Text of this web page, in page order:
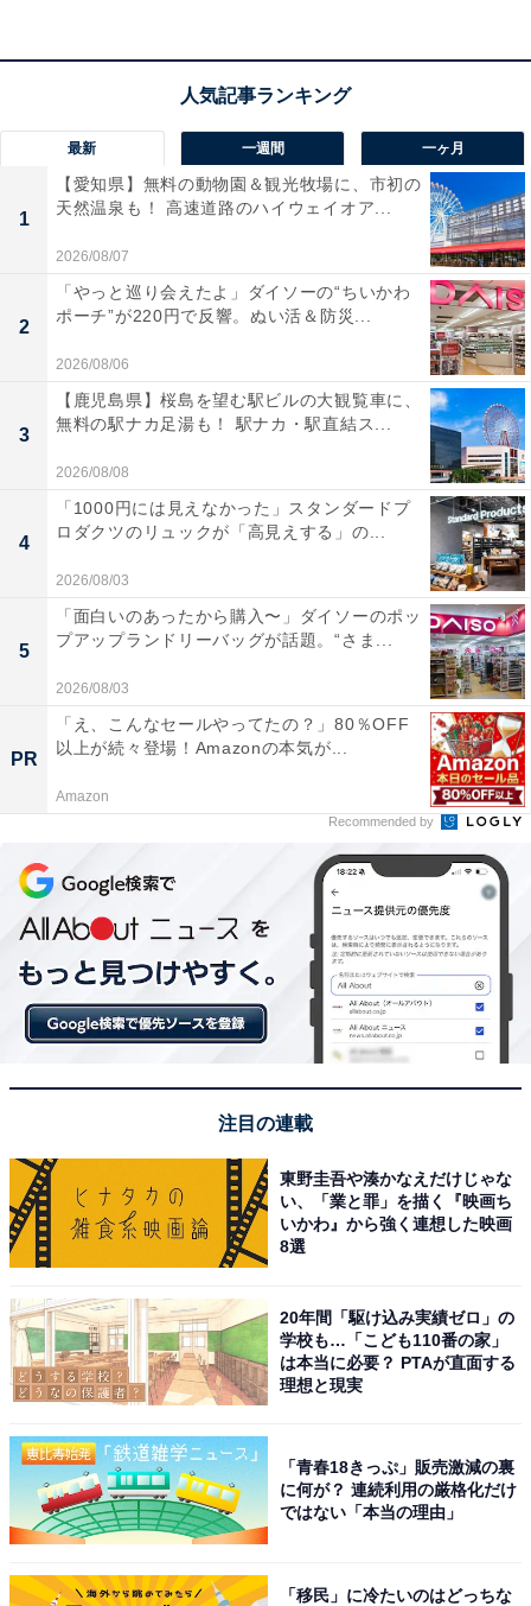
CarPlayとAndroid Autoの両方にワイヤレス対応
感的に行えます。
視認性に優れた静電式タッチパネル
操作もスムーズで、運転中の使い勝手も抜群！
BluetoothやUSB、FM/AMラジオなど、スマホなしでも
多彩な音源が楽しめます。さらに、13バンドEQやタイ
ムアライメントといった音質調整機能も充実しており、
車内音響にこだわる人にもぴったり。ステアリングリモ
コンやバックカメラとの連携も可能で、既存システムと
の相性も◎。
ユーザーからは「操作がわかりやすくて快適」「古いオ
ーディオのアップグレードに最適」という声があがって
います。初めてのディスプレイオーディオをお探しの人
は、購入を検討してみてもよいかもしれません。
【あわせて買いたい】Pioneerの人気商品5選
Pioneer「DCT-WR200D-E」
【Amazon.co.jp 限定】 Pioneer 車載用 Wi-Fi ルーター
DCT-WR200D-E 無制限 定額料金 バッテリーレス
「docomo in Car Connect」 カロッツェリア
Amazonで見る
Pioneer「TS-WX010A」
最新 一週間 一ヶ月
1
【愛知県】無料の動物園＆観光牧場に、市初の
天然温泉も！ 高速道路のハイウェイオア...
2026/08/07
2
「やっと巡り会えたよ」ダイソーの“ちいかわ
ポーチ”が220円で反響。ぬい活＆防災...
2026/08/06
3
【鹿児島県】桜島を望む駅ビルの大観覧車に、
無料の駅ナカ足湯も！ 駅ナカ・駅直結ス...
2026/08/08
4
「1000円には見えなかった」スタンダードプ
ロダクツのリュックが「高見えする」の...
2026/08/03
5
「面白いのあったから購入〜」ダイソーのポッ
プアップランドリーバッグが話題。“さま...
2026/08/03
PR
「え、こんなセールやってたの？」80％OFF
以上が続々登場！Amazonの本気が...
Amazon
Recommended by
注目の連載
東野圭吾や湊かなえだけじゃな
い、「業と罪」を描く『映画ち
いかわ』から強く連想した映画
8選
20年間「駆け込み実績ゼロ」の
学校も…「こども110番の家」
は本当に必要？ PTAが直面する
理想と現実
「青春18きっぷ」販売激減の裏
に何が？ 連続利用の厳格化だけ
ではない「本当の理由」
「移民」に冷たいのはどっちな